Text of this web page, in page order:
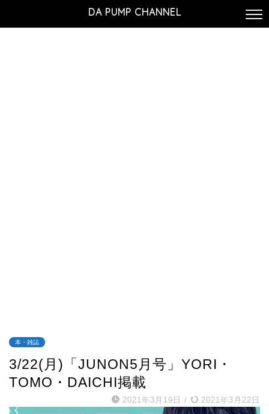
DA PUMP CHANNEL
本・雑誌
3/22(月)「JUNON5月号」YORI・
TOMO・DAICHI掲載
2021年3月19日 / 2021年3月22日